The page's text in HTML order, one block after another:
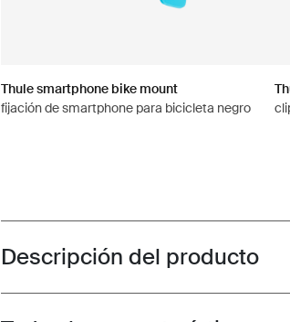
Thule smartphone bike mount
fijación de smartphone para bicicleta negro
Toggle overview
Descripción del producto